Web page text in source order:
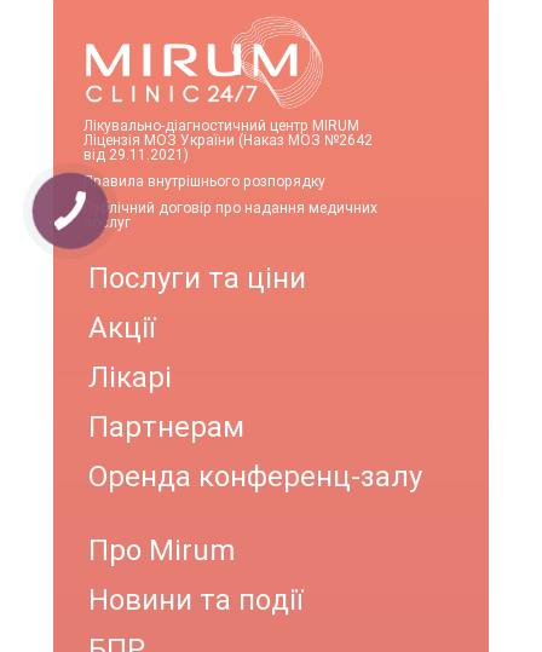
Лікувально-діагностичний центр MIRUM
Ліцензія МОЗ України (Наказ МОЗ №2642
від 29.11.2021)
Правила внутрішнього розпорядку
Публічний договір про надання медичних
послуг
Послуги та ціни
Акції
Лікарі
Партнерам
Оренда конференц-залу
Про Mirum
Новини та події